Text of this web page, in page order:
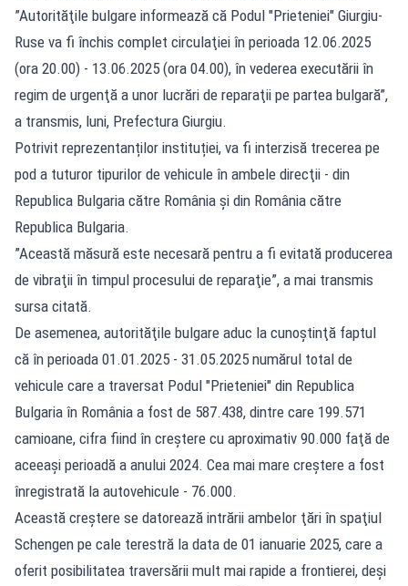
”Autorităţile bulgare informează că Podul "Prieteniei" Giurgiu-
Ruse va fi închis complet circulaţiei în perioada 12.06.2025
(ora 20.00) - 13.06.2025 (ora 04.00), în vederea executării în
regim de urgenţă a unor lucrări de reparaţii pe partea bulgară”,
a transmis, luni, Prefectura Giurgiu.
Potrivit reprezentanților instituției, va fi interzisă trecerea pe
pod a tuturor tipurilor de vehicule în ambele direcţii - din
Republica Bulgaria către România şi din România către
Republica Bulgaria.
”Această măsură este necesară pentru a fi evitată producerea
de vibraţii în timpul procesului de reparaţie”, a mai transmis
sursa citată.
De asemenea, autorităţile bulgare aduc la cunoştinţă faptul
că în perioada 01.01.2025 - 31.05.2025 numărul total de
vehicule care a traversat Podul "Prieteniei" din Republica
Bulgaria în România a fost de 587.438, dintre care 199.571
camioane, cifra fiind în creştere cu aproximativ 90.000 faţă de
aceeaşi perioadă a anului 2024. Cea mai mare creştere a fost
înregistrată la autovehicule - 76.000.
Această creştere se datorează intrării ambelor ţări în spaţiul
Schengen pe cale terestră la data de 01 ianuarie 2025, care a
oferit posibilitatea traversării mult mai rapide a frontierei, deşi